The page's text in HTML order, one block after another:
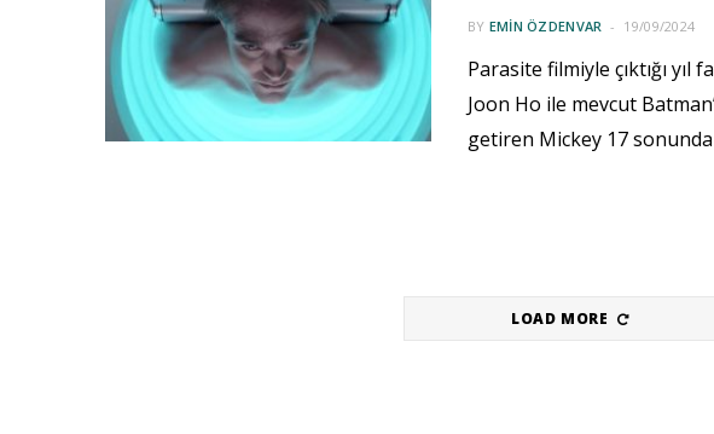
BY EMIN ÖZDENVAR 19/09/2024
Parasite filmiyle çıktığı yıl
Joon Ho ile mevcut
getiren Mickey 17
LOAD MORE